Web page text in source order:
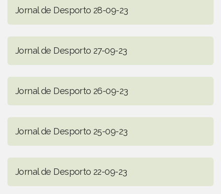
Jornal de Desporto 28-09-23
Jornal de Desporto 27-09-23
Jornal de Desporto 26-09-23
Jornal de Desporto 25-09-23
Jornal de Desporto 22-09-23